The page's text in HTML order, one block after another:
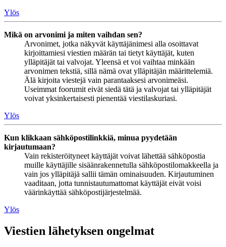
Ylös
Mikä on arvonimi ja miten vaihdan sen?
Arvonimet, jotka näkyvät käyttäjänimesi alla osoittavat
kirjoittamiesi viestien määrän tai tietyt käyttäjät, kuten
ylläpitäjät tai valvojat. Yleensä et voi vaihtaa minkään
arvonimen tekstiä, sillä nämä ovat ylläpitäjän määrittelemiä.
Älä kirjoita viestejä vain parantaaksesi arvonimeäsi.
Useimmat foorumit eivät siedä tätä ja valvojat tai ylläpitäjät
voivat yksinkertaisesti pienentää viestilaskuriasi.
Ylös
Kun klikkaan sähköpostilinkkiä, minua pyydetään
kirjautumaan?
Vain rekisteröityneet käyttäjät voivat lähettää sähköpostia
muille käyttäjille sisäänrakennetulla sähköpostilomakkeella ja
vain jos ylläpitäjä sallii tämän ominaisuuden. Kirjautuminen
vaaditaan, jotta tunnistautumattomat käyttäjät eivät voisi
väärinkäyttää sähköpostijärjestelmää.
Ylös
Viestien lähetyksen ongelmat